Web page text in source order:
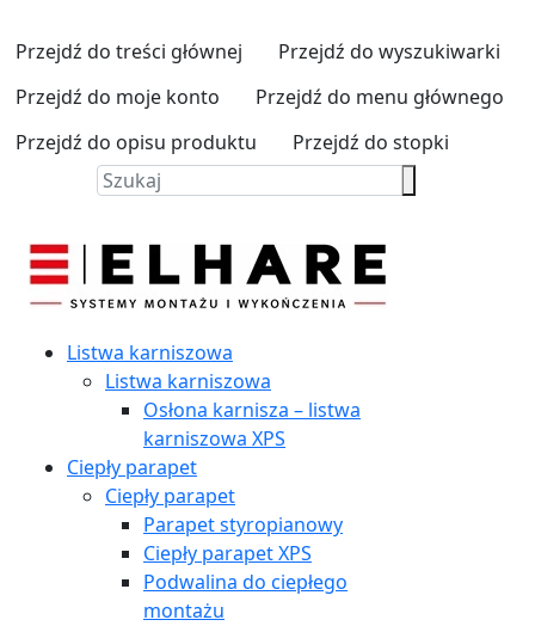
Przejdź do treści głównej
Przejdź do wyszukiwarki
Przejdź do moje konto
Przejdź do menu głównego
Przejdź do opisu produktu
Przejdź do stopki
Listwa karniszowa
Listwa karniszowa
Osłona karnisza – listwa
karniszowa XPS
Ciepły parapet
Ciepły parapet
Parapet styropianowy
Ciepły parapet XPS
Podwalina do ciepłego
montażu